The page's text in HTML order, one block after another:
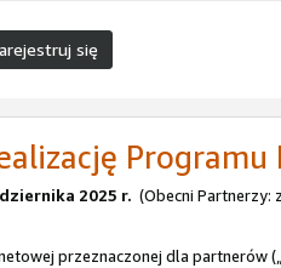
się
2025 r. (Obecni Partnerzy:
przeznaczonej dla partnerów („